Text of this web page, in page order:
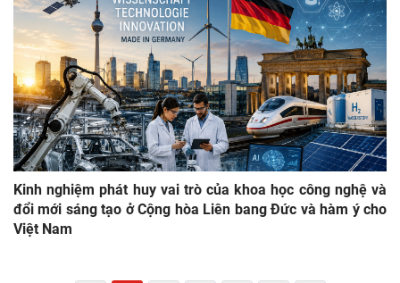
Kinh nghiệm phát huy vai trò của khoa học công nghệ và
đổi mới sáng tạo ở Cộng hòa Liên bang Đức và hàm ý cho
Việt Nam